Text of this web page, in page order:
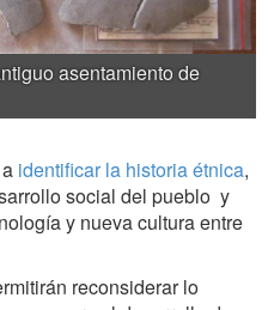
asentamiento de
identificar la historia étnica,
social del pueblo y
y nueva cultura entre
reconsiderar lo